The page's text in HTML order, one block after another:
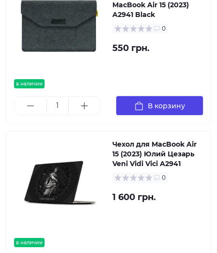
в наличии
MacBook Air 15 (2023)
A2941 Black
0
550 грн.
В корзину
в наличии
Чехол для MacBook Air
15 (2023) Юлий Цезарь
Veni Vidi Vici A2941
0
1 600 грн.